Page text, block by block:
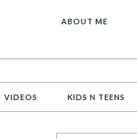
ABOUT ME
VIDEOS KIDS N TEENS